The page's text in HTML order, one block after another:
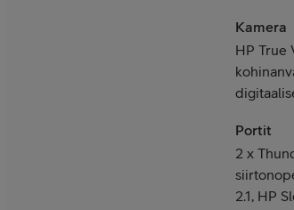
Kamera
HP True
Portit
2 x
2.1, HP